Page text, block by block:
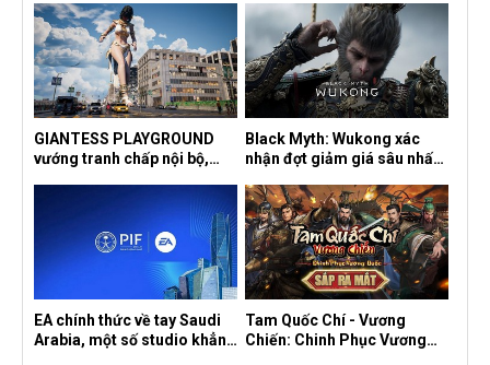
GIANTESS PLAYGROUND
vướng tranh chấp nội bộ,
ngầm chiếm đoạt doanh thu
Black Myth: Wukong xác
nhận đợt giảm giá sâu nhất
trên mọi nền tảng
EA chính thức về tay Saudi
Arabia, một số studio khẳng
Tam Quốc Chí - Vương
Chiến: Chinh Phục Vương